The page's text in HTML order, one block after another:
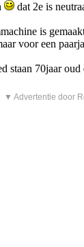
dat 2e is
is
voor een
staan 70jaar
▼ Advertentie door